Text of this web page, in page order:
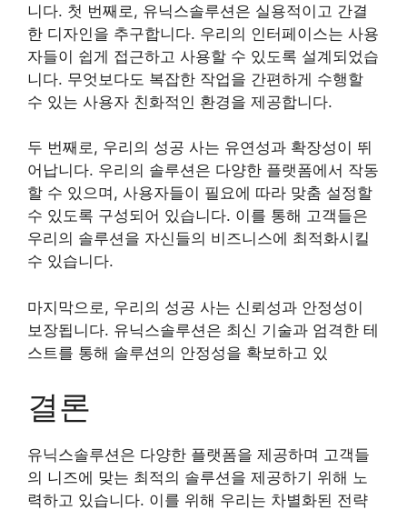
니다. 첫 번째로, 유닉스솔루션은 실용적이고 간결
한 디자인을 추구합니다. 우리의 인터페이스는 사용
자들이 쉽게 접근하고 사용할 수 있도록 설계되었습
니다. 무엇보다도 복잡한 작업을 간편하게 수행할
수 있는 사용자 친화적인 환경을 제공합니다.
두 번째로, 우리의 성공 사는 유연성과 확장성이 뛰
어납니다. 우리의 솔루션은 다양한 플랫폼에서 작동
할 수 있으며, 사용자들이 필요에 따라 맞춤 설정할
수 있도록 구성되어 있습니다. 이를 통해 고객들은
우리의 솔루션을 자신들의 비즈니스에 최적화시킬
수 있습니다.
마지막으로, 우리의 성공 사는 신뢰성과 안정성이
보장됩니다. 유닉스솔루션은 최신 기술과 엄격한 테
스트를 통해 솔루션의 안정성을 확보하고 있
결론
유닉스솔루션은 다양한 플랫폼을 제공하며 고객들
의 니즈에 맞는 최적의 솔루션을 제공하기 위해 노
력하고 있습니다. 이를 위해 우리는 차별화된 전략